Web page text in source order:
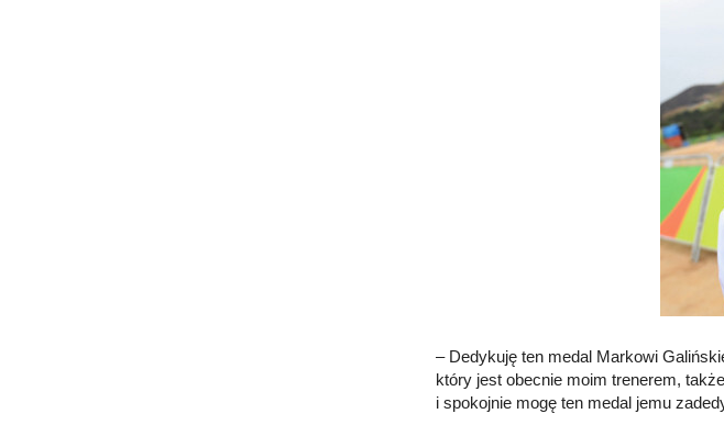
– Dedykuję ten medal Markowi
który jest obecnie moim trenerem,
i spokojnie mogę ten medal jemu